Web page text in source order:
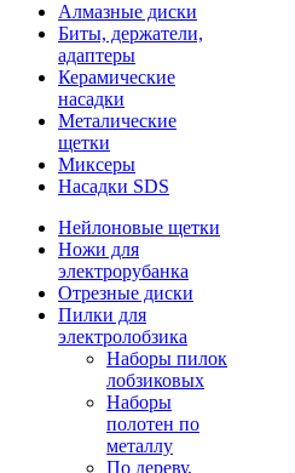
Алмазные диски
Биты, держатели,
адаптеры
Керамические
насадки
Металические
щетки
Миксеры
Насадки SDS
Нейлоновые щетки
Ножи для
электрорубанка
Отрезные диски
Пилки для
электролобзика
Наборы пилок
лобзиковых
Наборы
полотен по
металлу
По дереву,